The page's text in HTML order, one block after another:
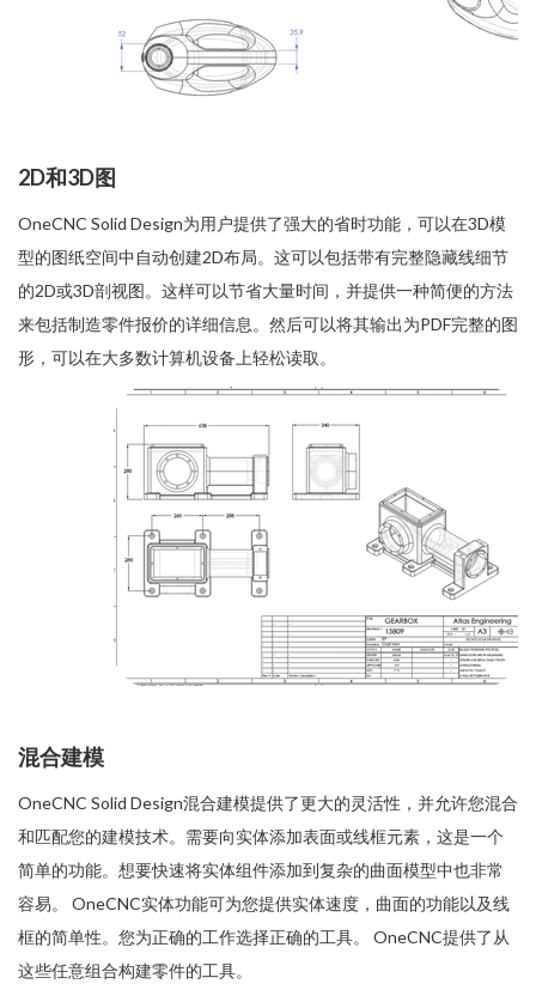
2D和3D图
OneCNC Solid Design为用户提供了强大的省时功能，可以在3D模
型的图纸空间中自动创建2D布局。这可以包括带有完整隐藏线细节
的2D或3D剖视图。这样可以节省大量时间，并提供一种简便的方法
来包括制造零件报价的详细信息。然后可以将其输出为PDF完整的图
形，可以在大多数计算机设备上轻松读取。
混合建模
OneCNC Solid Design混合建模提供了更大的灵活性，并允许您混合
和匹配您的建模技术。需要向实体添加表面或线框元素，这是一个
简单的功能。想要快速将实体组件添加到复杂的曲面模型中也非常
容易。 OneCNC实体功能可为您提供实体速度，曲面的功能以及线
框的简单性。您为正确的工作选择正确的工具。 OneCNC提供了从
这些任意组合构建零件的工具。